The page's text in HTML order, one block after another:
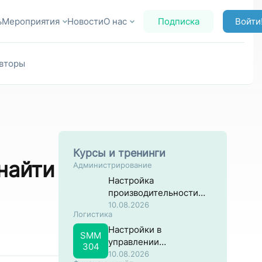
Мероприятия НовостиО нас Подписка
Курсы и тренинги
Администрирование
Настройка
производительности
систем на основе SAP
NW ABAP
10.08.2026
Логистика
SMM
304
Настройки в
управлении
материальными
10.08.2026